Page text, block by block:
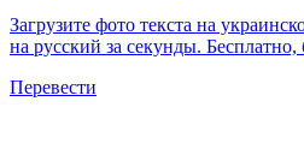
Загрузите фото текста на
на русский за секунды. Бесплатно,
Перевести